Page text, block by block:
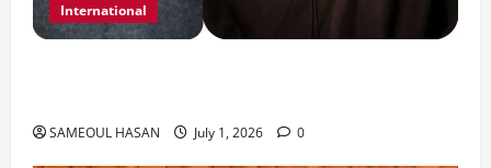
International
SAMEOUL HASAN July 1, 2026 0